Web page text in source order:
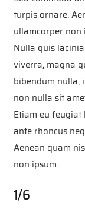
turpis ornare.
ullamcorper non
Nulla quis
viverra, magna
bibendum nulla,
non nulla sit
Etiam eu feugiat
ante rhoncus
Aenean quam
non ipsum.
1/6